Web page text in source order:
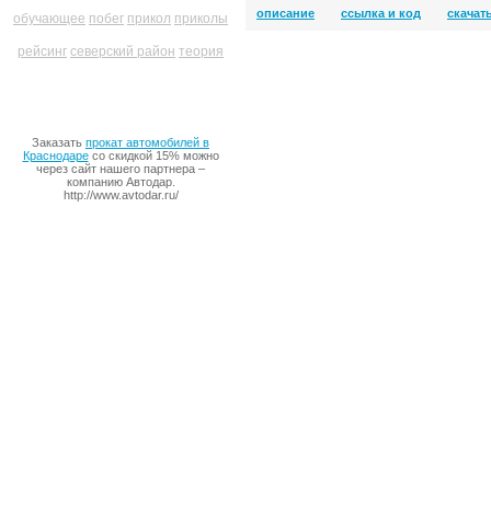
обучающее побег прикол приколы
рейсинг северский район теория
Заказать прокат автомобилей в
Краснодаресо скидкой 15% можно
через сайт нашего партнера –
компанию Автодар.
http://www.avtodar.ru/
описание ссылка и код